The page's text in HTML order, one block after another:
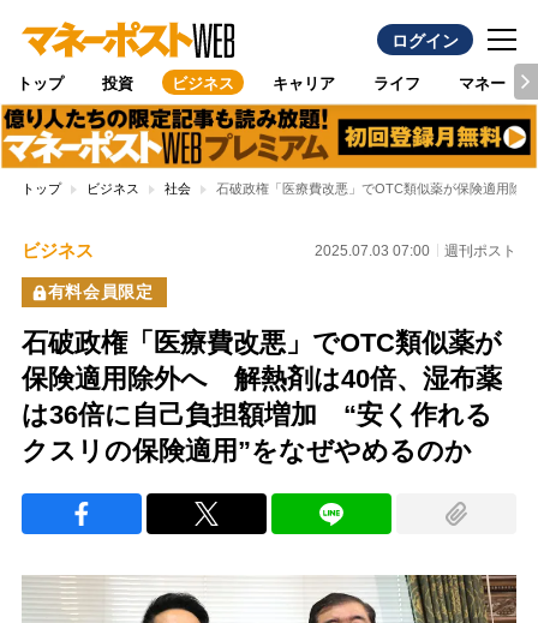
ログイン
トップ 投資 ビジネス キャリア ライフ マネー
トップ ビジネス 社会 石破政権「医療費改悪」でOTC類似薬が保険適用除
ビジネス 2025.07.03 07:00 週刊ポスト
有料会員限定
石破政権「医療費改悪」でOTC類似薬が
保険適用除外へ 解熱剤は40倍、湿布薬
は36倍に自己負担額増加 “安く作れる
クスリの保険適用”をなぜやめるのか